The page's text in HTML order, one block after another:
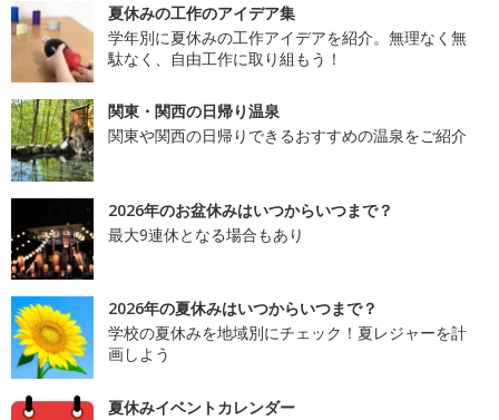
夏休みの工作のアイデア集
学年別に夏休みの工作アイデアを紹介。無理なく無
駄なく、自由工作に取り組もう！
関東・関西の日帰り温泉
関東や関西の日帰りできるおすすめの温泉をご紹介
2026年のお盆休みはいつからいつまで？
最大9連休となる場合もあり
2026年の夏休みはいつからいつまで？
学校の夏休みを地域別にチェック！夏レジャーを計
画しよう
夏休みイベントカレンダー